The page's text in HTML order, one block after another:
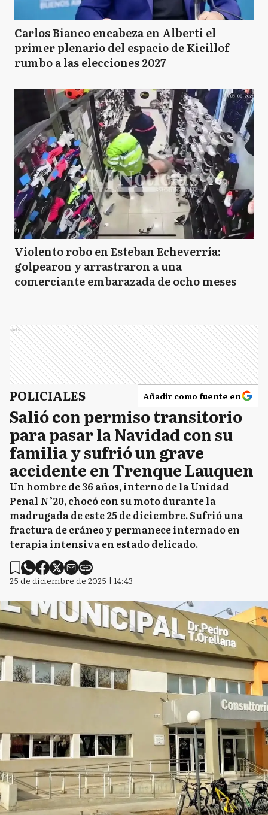
Carlos Bianco encabeza en Alberti el
primer plenario del espacio de Kicillof
rumbo a las elecciones 2027
Violento robo en Esteban Echeverría:
golpearon y arrastraron a una
comerciante embarazada de ocho meses
Ads
POLICIALES Añadir como fuente en
Salió con permiso transitorio
para pasar la Navidad con su
familia y sufrió un grave
accidente en Trenque Lauquen
Un hombre de 36 años, interno de la Unidad
Penal N°20, chocó con su moto durante la
madrugada de este 25 de diciembre. Sufrió una
fractura de cráneo y permanece internado en
terapia intensiva en estado delicado.
25 de diciembre de 2025 | 14:43